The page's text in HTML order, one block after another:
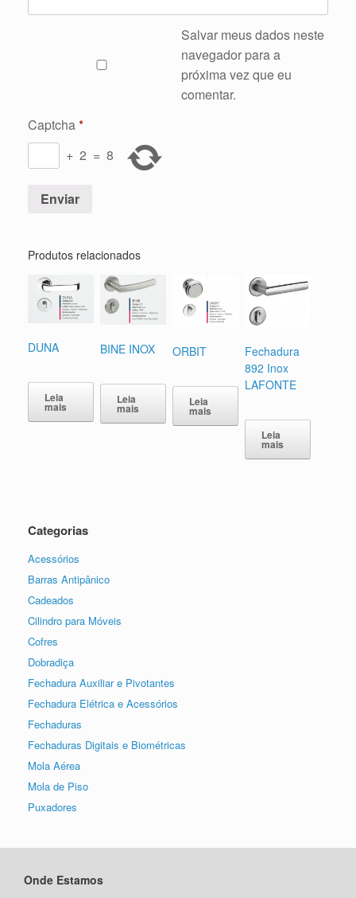
Salvar meus dados neste
navegador para a
próxima vez que eu
comentar.
Captcha*
+ 2 = 8
Produtos relacionados
DUNA
Leia
mais
BINE INOX
Leia
mais
ORBIT
Leia
mais
Fechadura
892 Inox
LAFONTE
Leia
mais
Categorias
Acessórios
Barras Antipânico
Cadeados
Cilindro para Móveis
Cofres
Dobradiça
Fechadura Auxiliar e Pivotantes
Fechadura Elétrica e Acessórios
Fechaduras
Fechaduras Digitais e Biométricas
Mola Aérea
Mola de Piso
Puxadores
Onde Estamos